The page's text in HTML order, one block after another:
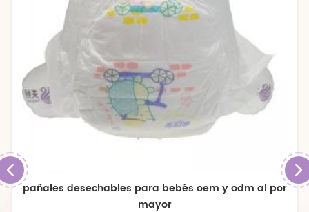
pañales desechables para bebés oem y odm al por
mayor